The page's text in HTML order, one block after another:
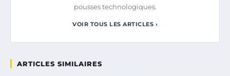
pousses technologiques.
VOIR TOUS LES ARTICLES ›
ARTICLES SIMILAIRES